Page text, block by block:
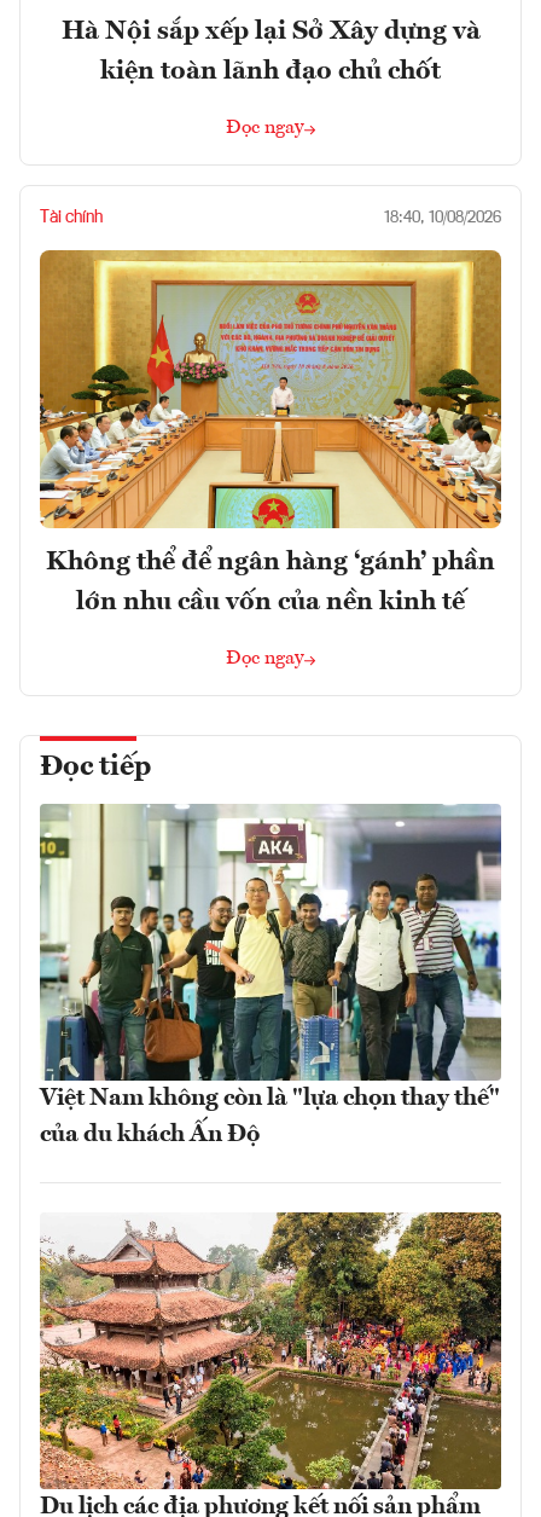
Hà Nội sắp xếp lại Sở Xây dựng và
kiện toàn lãnh đạo chủ chốt
Đọc ngay
Tài chính 18:40, 10/08/2026
Không thể để ngân hàng ‘gánh’ phần
lớn nhu cầu vốn của nền kinh tế
Đọc ngay
Đọc tiếp
Việt Nam không còn là "lựa chọn thay thế"
của du khách Ấn Độ
Du lịch các địa phương kết nối sản phẩm